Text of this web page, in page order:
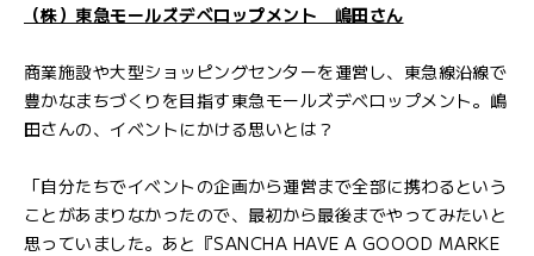
（株）東急モールズデベロップメント 嶋田さん
商業施設や大型ショッピングセンターを運営し、東急線沿線で
豊かなまちづくりを目指す東急モールズデベロップメント。嶋
田さんの、イベントにかける思いとは？
「自分たちでイベントの企画から運営まで全部に携わるという
ことがあまりなかったので、最初から最後までやってみたいと
思っていました。あと『SANCHA HAVE A GOOOD MARKE